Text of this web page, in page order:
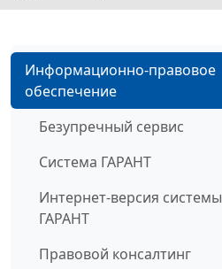
Информационно-правовое
обеспечение
Безупречный сервис
Система ГАРАНТ
Интернет-версия системы
ГАРАНТ
Правовой консалтинг